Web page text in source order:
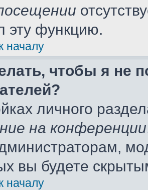
эту функцию.
началу
чтобы я не
личного
на конференции
вы будете
началу